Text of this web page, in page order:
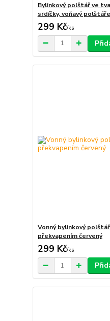
Bylinkový polštář ve
srdíčky, voňavý
299 Kč/ks
Vonný bylinkový
překvapením červený
299 Kč/ks